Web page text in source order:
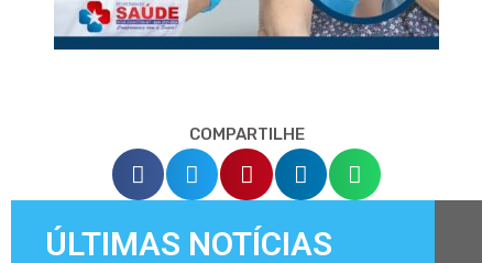
COMPARTILHE
ÚLTIMAS NOTÍCIAS